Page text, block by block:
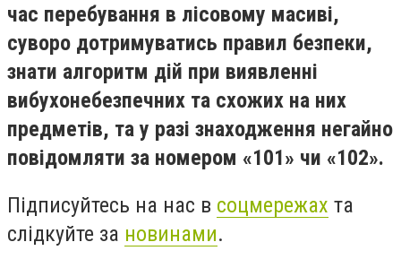
час перебування в лісовому масиві,
суворо дотримуватись правил безпеки,
знати алгоритм дій при виявленні
вибухонебезпечних та схожих на них
предметів, та у разі знаходження негайно
повідомляти за номером «101» чи «102».
Підписуйтесь на нас в соцмережах та
слідкуйте за новинами.